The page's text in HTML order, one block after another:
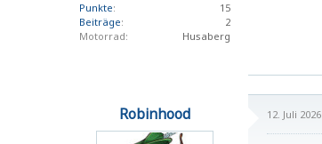
Punkte
15
Beiträge
2
Motorrad
Husaberg
Robinhood 12. Juli 2026